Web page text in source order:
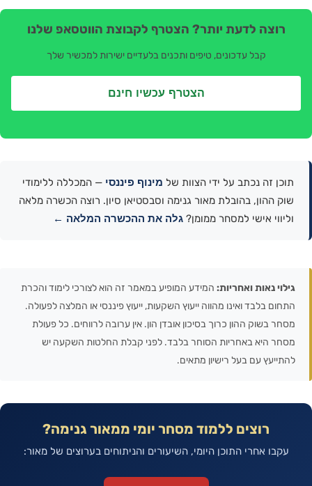
רוצה לדעת יותר? הצטרף לקבוצת הווטסאפ שלנו
קבל עדכונים, טיפים ותכנים בלעדיים ישירות למכשיר שלך
הצטרף עכשיו חינם
תוכן זה נכתב על ידי הצוות של מינוף פיננסי — המכללה ללימודי
שוק ההון, בהובלת מאור גנימה וסבסטיאן סיון. רוצה הכשרה מלאה
וליווי אישי למסחר ממומן? גלה את ההכשרה המלאה ←
גילוי נאות ואחריות: המידע המופיע במאמר זה הוא לצורכי לימוד והכרת
התחום בלבד ואינו מהווה ייעוץ השקעות, ייעוץ פיננסי או המלצה לפעולה.
מסחר בשוק ההון כרוך בסיכון אובדן הון. אין ערובה לרווחים. כל פעולת
מסחר היא באחריות הסוחר בלבד. לפני קבלת החלטות השקעה יש
להתייעץ עם בעל רישיון מתאים.
רוצים ללמוד מסחר יומי ממאור גנימה?
עקבו אחרי התוכן היומי, השיעורים והניתוחים בערוצים של מאור: